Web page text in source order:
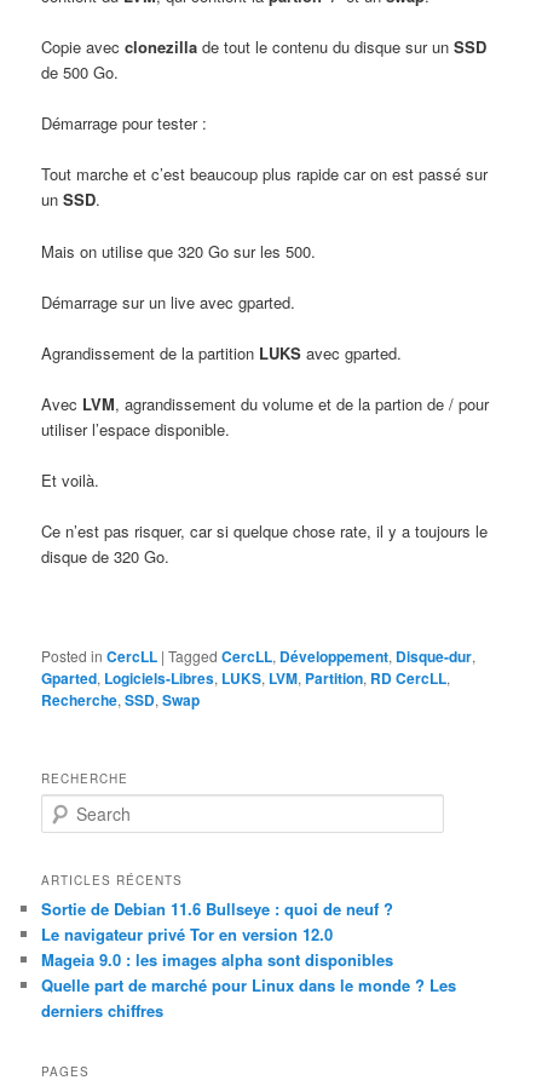
Copie avecclonezilla de tout le contenu du disque sur unSSD
de 500 Go.
Démarrage pour tester :
Tout marche et c’est beaucoup plus rapide car on est passé sur
unSSD.
Mais on utilise que 320 Go sur les 500.
Démarrage sur un live avec gparted.
Agrandissement de la partition LUKS avec gparted.
Avec LVM, agrandissement du volume et de la partion de / pour
utiliser l’espace disponible.
Et voilà.
Ce n’est pas risquer, car si quelque chose rate, il y a toujours le
disque de 320 Go.
Posted in CercLL |Tagged CercLL, Développement, Disque-dur,
Gparted, Logiciels-Libres, LUKS, LVM, Partition, RD CercLL,
Recherche,SSD,Swap
RECHERCHE
e
r
h
ARTICLES RÉCENTS
Sortie de Debian 11.6 Bullseye : quoi de neuf ?
Le navigateur privé Tor en version 12.0
Mageia 9.0 : les images alpha sont disponibles
Quelle part de marché pour Linux dans le monde ? Les
derniers chiffres
PAGES